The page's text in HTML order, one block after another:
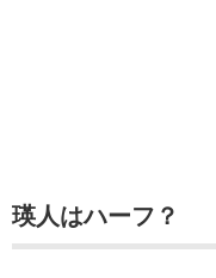
瑛人はハーフ？